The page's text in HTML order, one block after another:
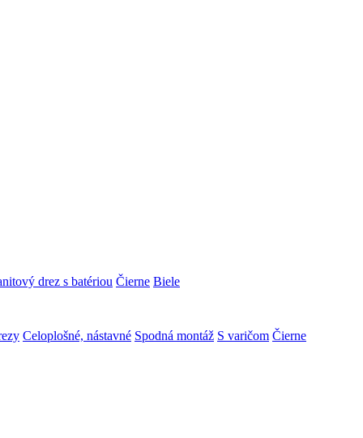
drez s batériou Čierne Biele
Celoplošné, nástavné Spodná montáž S varičom Čierne